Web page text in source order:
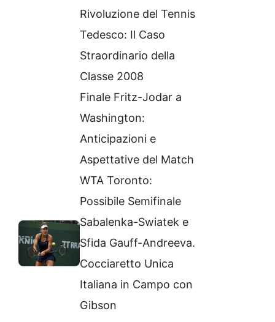
Rivoluzione del Tennis
Tedesco: Il Caso
Straordinario della
Classe 2008
Finale Fritz-Jodar a
Washington:
Anticipazioni e
Aspettative del Match
WTA Toronto:
Possibile Semifinale
Sabalenka-Swiatek e
Sfida Gauff-Andreeva.
Cocciaretto Unica
Italiana in Campo con
Gibson